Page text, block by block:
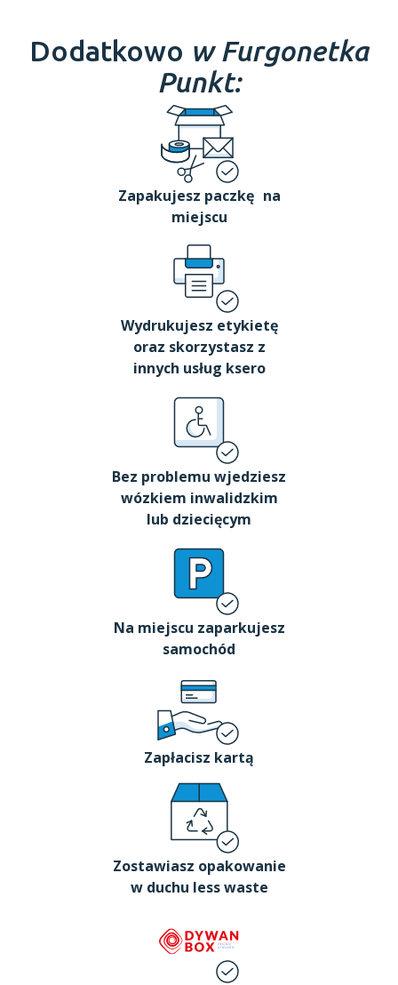
Dodatkowo w Furgonetka
Punkt:
Zapakujesz paczkę na
miejscu
Wydrukujesz etykietę
oraz skorzystasz z
innych usług ksero
Bez problemu wjedziesz
wózkiem inwalidzkim
lub dziecięcym
Na miejscu zaparkujesz
samochód
Zapłacisz kartą
Zostawiasz opakowanie
w duchu less waste